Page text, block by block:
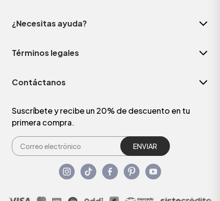
¿Necesitas ayuda?
Términos legales
Contáctanos
Suscríbete y recibe un 20% de descuento en tu
primera compra.
ENVIAR